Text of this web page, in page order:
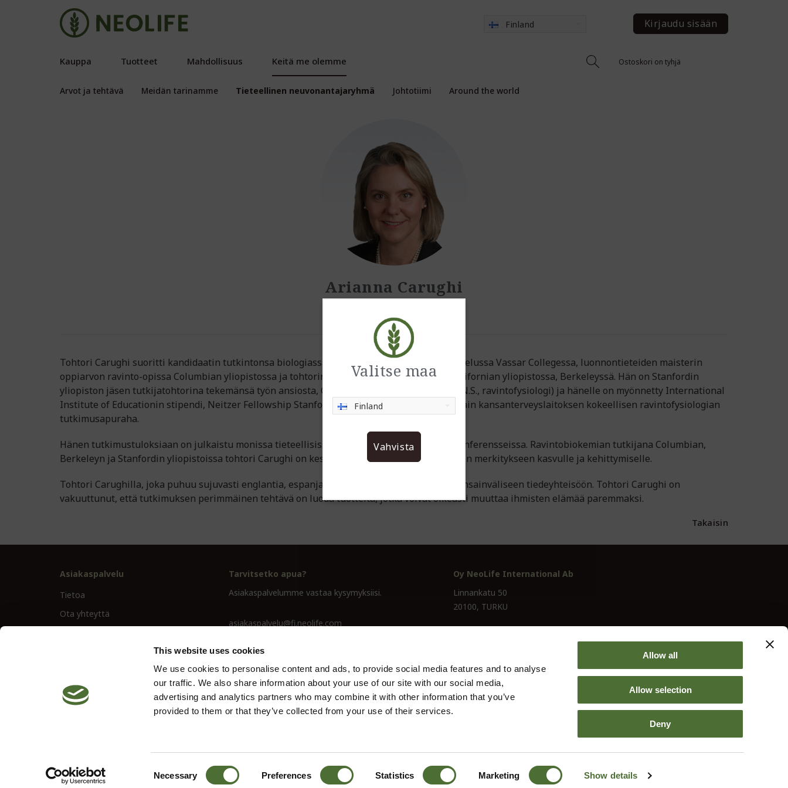
This website uses cookies
We use cookies to personalise content and ads, to provide social media features and to analyse
our traffic. We also share information about your use of our site with our social media,
advertising and analytics partners who may combine it with other information that you’ve
provided to them or that they’ve collected from your use of their services.
Selection
Necessary Preferences Statistics Marketing Show details
Allow all
Allow selection
Deny
Finland Kirjaudu sisään
Ostoskori on tyhjä
Kauppa Tuotteet Mahdollisuus Keitä me olemme
Arvot ja tehtävä Meidän tarinamme Tieteellinen neuvonantajaryhmä Johtotiimi Around the world
Valitse maa
Finland
Vahvista
Arianna Carughi
Tohtori Carughi suoritti kandidaatin tutkintonsa biologiassa/ekologiassa ja ympäristönsuojelussa Vassar Collegessa, luonnontieteiden maisterin
oppiarvon ravinto-opissa Columbian yliopistossa ja tohtorin oppiarvon ravintotieteessä Kalifornian yliopistossa, Berkeleyssä. Hän on Stanfordin
yliopiston jäsen tutkijatohtorina tekemänsä työn ansiosta, Certified Nutrition Specialist (C.N.S., ravintofysiologi) ja hänelle on myönnetty International
Institute of Educationin stipendi, Neitzer Fellowship Stanfordin yliopistosta sekä Yhdysvaltain kansanterveyslaitoksen kokeellisen ravintofysiologian
tutkimusapuraha.
Hänen tutkimustuloksiaan on julkaistu monissa tieteellisissä aikakauslehdissä ja tutkijakonferensseissa. Ravintobiokemian tutkijana Columbian,
Berkeleyn ja Stanfordin yliopistoissa tohtori Carughi on keskittynyt ravintoaineisiin ja niiden merkitykseen kasvulle ja kehittymiselle.
Tohtori Carughilla, joka puhuu sujuvasti englantia, espanjaa ja italiaa, on laajat suhteet kansainväliseen tiedeyhteisöön. Tohtori Carughi on
vakuuttunut, että tutkimuksen perimmäinen tehtävä on luoda tuotteita, jotka voivat oikeasti muuttaa ihmisten elämää paremmaksi.
Takaisin
Asiakaspalvelu
Tietoa
Ota yhteyttä
Tarvitsetko apua?
Asiakaspalvelumme vastaa kysymyksiisi.
asiakaspalvelu@fi.neolife.com
Oy NeoLife International Ab
Linnankatu 50
20100, TURKU
© 2026 Neolife. All rights reserved
Site by Vendre